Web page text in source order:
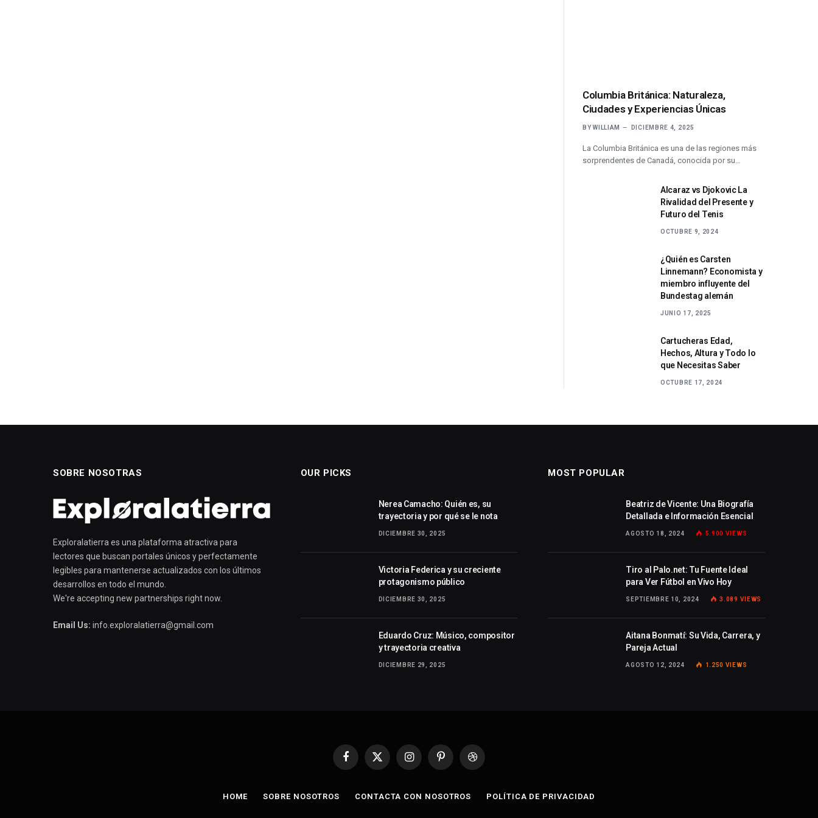
Columbia Británica: Naturaleza,
Ciudades y Experiencias Únicas
BY WILLIAM DICIEMBRE 4, 2025
La Columbia Británica es una de las regiones más
sorprendentes de Canadá, conocida por su…
Alcaraz vs Djokovic La
Rivalidad del Presente y
Futuro del Tenis
OCTUBRE 9, 2024
¿Quién es Carsten
Linnemann? Economista y
miembro influyente del
Bundestag alemán
JUNIO 17, 2025
Cartucheras Edad,
Hechos, Altura y Todo lo
que Necesitas Saber
OCTUBRE 17, 2024
SOBRE NOSOTRAS
Exploralatierra es una plataforma atractiva para
lectores que buscan portales únicos y perfectamente
legibles para mantenerse actualizados con los últimos
desarrollos en todo el mundo.
We're accepting new partnerships right now.
Email Us: info.exploralatierra@gmail.com
OUR PICKS
Nerea Camacho: Quién es, su
trayectoria y por qué se le nota
DICIEMBRE 30, 2025
Victoria Federica y su creciente
protagonismo público
DICIEMBRE 30, 2025
Eduardo Cruz: Músico, compositor
y trayectoria creativa
DICIEMBRE 29, 2025
MOST POPULAR
Beatriz de Vicente: Una Biografía
Detallada e Información Esencial
AGOSTO 18, 2024 5.900 VIEWS
Tiro al Palo.net: Tu Fuente Ideal
para Ver Fútbol en Vivo Hoy
SEPTIEMBRE 10, 2024 3.089 VIEWS
Aitana Bonmatí: Su Vida, Carrera, y
Pareja Actual
AGOSTO 12, 2024 1.250 VIEWS
Facebook
X
InstagramPinterestDribbble
HOME SOBRE NOSOTROS CONTACTA CON NOSOTROS POLÍTICA DE PRIVACIDAD